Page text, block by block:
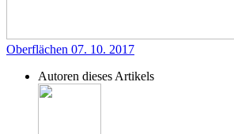
Oberflächen 07. 10. 2017
Autoren dieses Artikels